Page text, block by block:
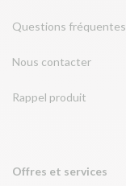
Questions fréquentes
Nous contacter
Rappel produit
Offres et services